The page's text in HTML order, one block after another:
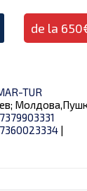
de la
TUR
|